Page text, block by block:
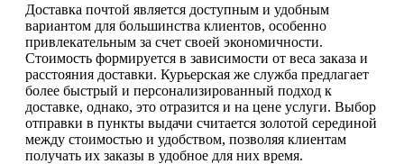
Доставка почтой является доступным и удобным
вариантом для большинства клиентов, особенно
привлекательным за счет своей экономичности.
Стоимость формируется в зависимости от веса заказа и
расстояния доставки. Курьерская же служба предлагает
более быстрый и персонализированный подход к
доставке, однако, это отразится и на цене услуги. Выбор
отправки в пункты выдачи считается золотой серединой
между стоимостью и удобством, позволяя клиентам
получать их заказы в удобное для них время.